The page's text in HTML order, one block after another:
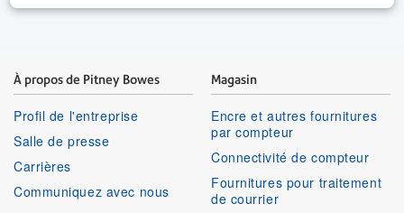
À propos de Pitney Bowes
Profil de l'entreprise
Salle de presse
Carrières
Communiquez avec nous
Magasin
Encre et autres fournitures
par compteur
Connectivité de compteur
Fournitures pour traitement
de courrier